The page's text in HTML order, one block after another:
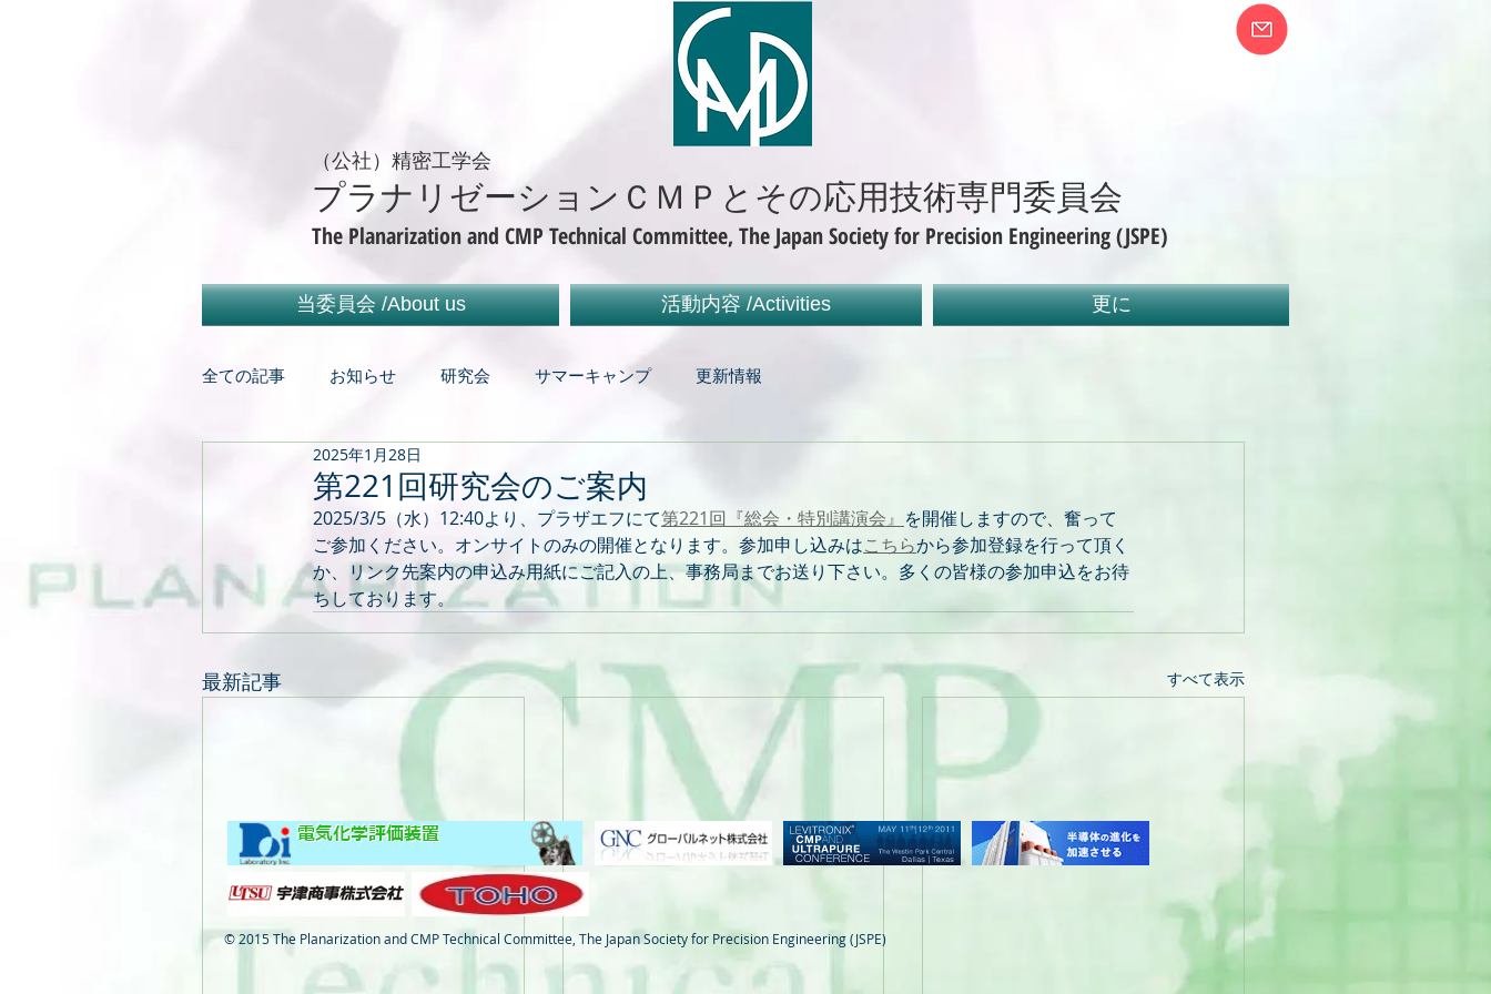
（公社）精密工学会
プラナリゼーションＣＭＰとその応用技術専門委員会
The Planarization and CMP Technical Committee, The Japan Society for Precision Engineering (JSPE)
当委員会 /About us 活動内容 /Activities 更に
全ての記事 お知らせ 研究会 サマーキャンプ 更新情報
第221回研究会のご案内
2025年1月28日
2025/3/5（水）12:40より、プラザエフにて第221回『総会・特別講演会』 を開催しますので、奮って
ご参加ください。オンサイトのみの開催となります。参加申し込みはこちらから参加登録を行って頂く
か、リンク先案内の申込み用紙にご記入の上、事務局までお送り下さい。多くの皆様の参加申込をお待
ちしております。
最新記事 すべて表示
© 2015 The Planarization and CMP Technical Committee, The Japan Society for Precision Engineering (JSPE)